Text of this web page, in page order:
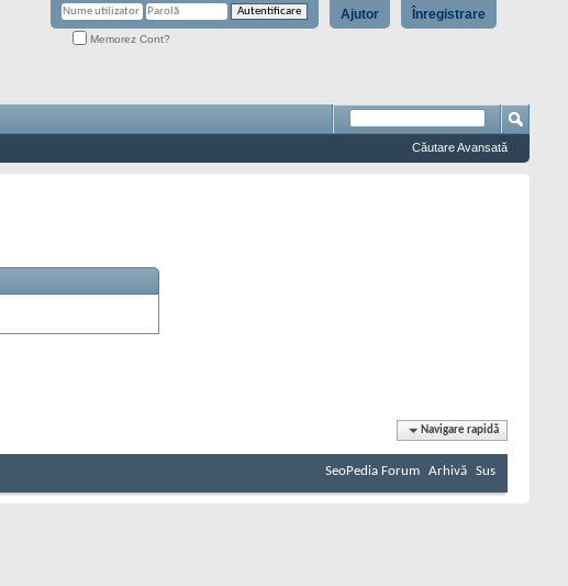
Înregistrare
Ajutor
Memorez Cont?
Căutare Avansată
Navigare rapidă
SeoPedia Forum Arhivă Sus